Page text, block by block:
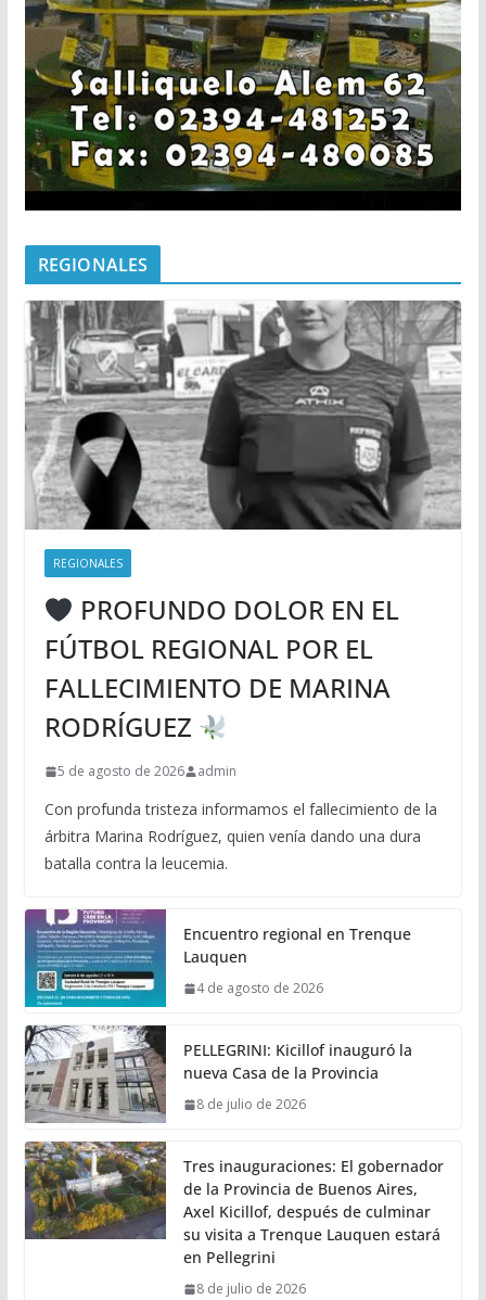
REGIONALES
REGIONALES
PROFUNDO DOLOR EN EL
FÚTBOL REGIONAL POR EL
FALLECIMIENTO DE MARINA
RODRÍGUEZ
5 de agosto de 2026 admin
Con profunda tristeza informamos el fallecimiento de la
árbitra Marina Rodríguez, quien venía dando una dura
batalla contra la leucemia.
Encuentro regional en Trenque
Lauquen
4 de agosto de 2026
PELLEGRINI: Kicillof inauguró la
nueva Casa de la Provincia
8 de julio de 2026
Tres inauguraciones: El gobernador
de la Provincia de Buenos Aires,
Axel Kicillof, después de culminar
su visita a Trenque Lauquen estará
en Pellegrini
8 de julio de 2026